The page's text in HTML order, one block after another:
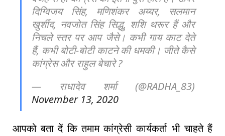
दिग्विजय सिंह, मणिशंकर अय्यर, सलमान
खुर्शीद, नवजोत सिंह सिद्धु, शशि थरूर हैं और
निचले स्तर पर आप जैसे। कभी गाय काट देते
हैं, कभी बोटी-बोटी काटने की धमकी। जीते कैसे
कांग्रेस और राहुल बेचारे ?
— राधादेव शर्मा (@RADHA_83)
November 13, 2020
आपको बता दें कि तमाम कांग्रेसी कार्यकर्ता भी चाहते हैं